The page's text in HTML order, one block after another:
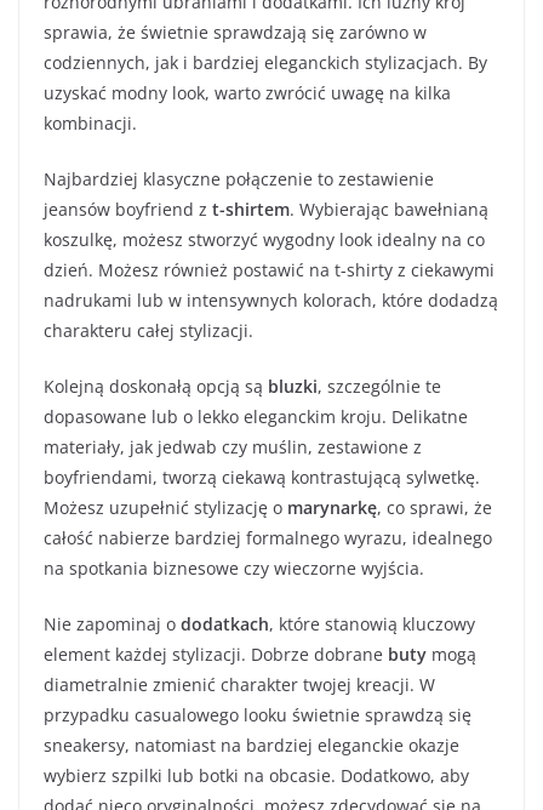
sprawia, że świetnie sprawdzają się zarówno w
codziennych, jak i bardziej eleganckich stylizacjach. By
uzyskać modny look, warto zwrócić uwagę na kilka
kombinacji.
Najbardziej klasyczne połączenie to zestawienie
jeansów boyfriend z t-shirtem. Wybierając bawełnianą
koszulkę, możesz stworzyć wygodny look idealny na co
dzień. Możesz również postawić na t-shirty z ciekawymi
nadrukami lub w intensywnych kolorach, które dodadzą
charakteru całej stylizacji.
Kolejną doskonałą opcją są bluzki, szczególnie te
dopasowane lub o lekko eleganckim kroju. Delikatne
materiały, jak jedwab czy muślin, zestawione z
boyfriendami, tworzą ciekawą kontrastującą sylwetkę.
Możesz uzupełnić stylizację o marynarkę, co sprawi, że
całość nabierze bardziej formalnego wyrazu, idealnego
na spotkania biznesowe czy wieczorne wyjścia.
Nie zapominaj o dodatkach, które stanowią kluczowy
element każdej stylizacji. Dobrze dobrane buty mogą
diametralnie zmienić charakter twojej kreacji. W
przypadku casualowego looku świetnie sprawdzą się
sneakersy, natomiast na bardziej eleganckie okazje
wybierz szpilki lub botki na obcasie. Dodatkowo, aby
dodać nieco oryginalności, możesz zdecydować się na